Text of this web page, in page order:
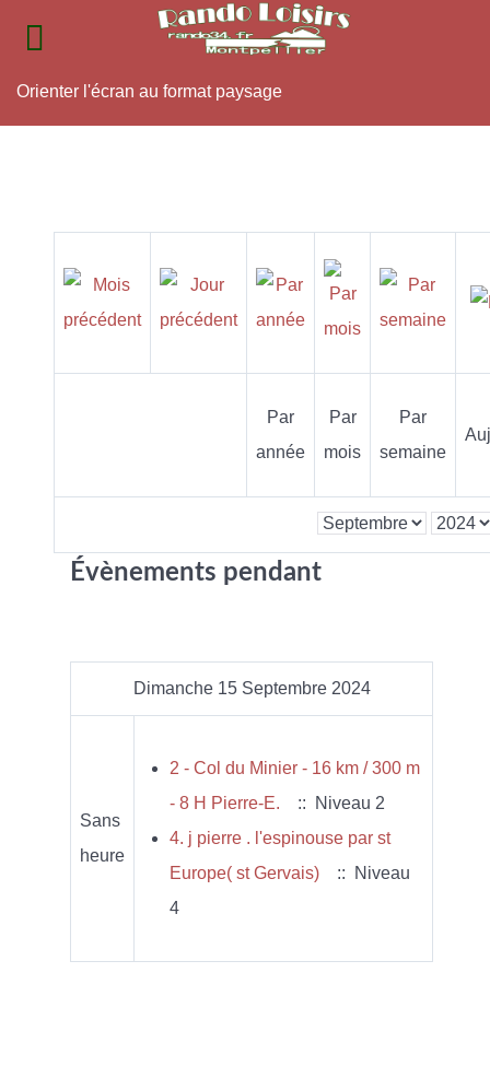
Orienter l'écran au format paysage
Par
année
Par
mois
Par
semaine
Évènements pendant
Dimanche 15 Septembre 2024
Sans
heure
2 - Col du Minier - 16 km / 300 m
- 8 H Pierre-E.
:: Niveau 2
4. j pierre . l'espinouse par st
Europe( st Gervais)
:: Niveau
4